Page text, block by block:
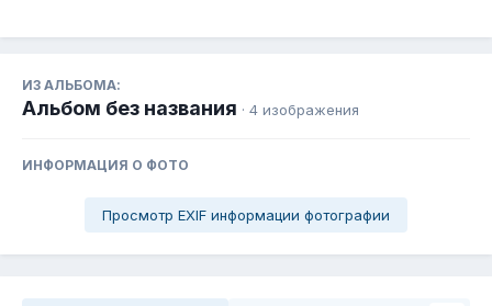
ИЗ АЛЬБОМА:
Альбом без названия · 4 изображения
ИНФОРМАЦИЯ О ФОТО
Просмотр EXIF информации фотографии